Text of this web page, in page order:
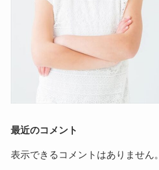
最近のコメント
表示できるコメントはありません。